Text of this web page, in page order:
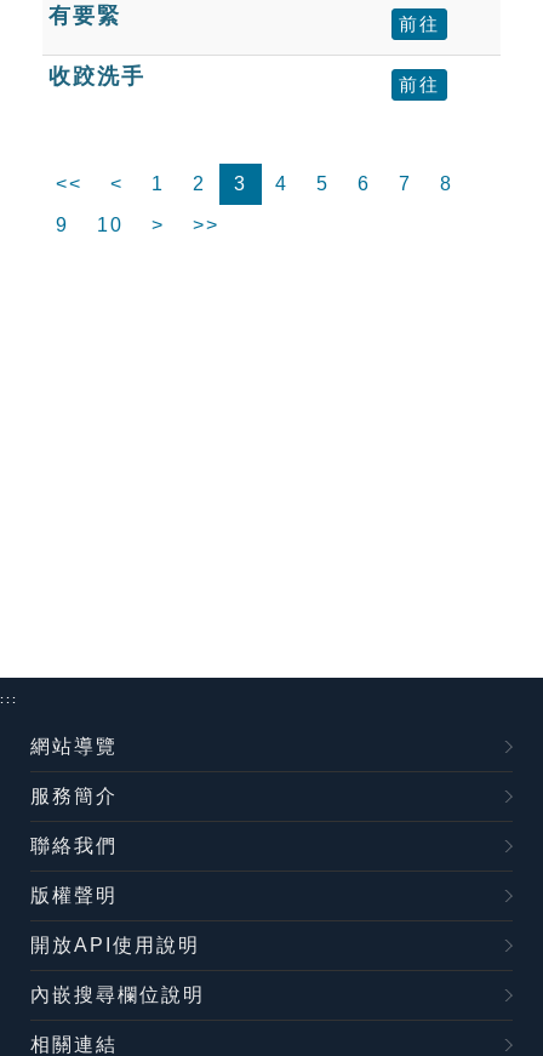
有要緊 前往
收跤洗手 前往
<< < 1 2 3 4 5 6 7
8
9
10 > >>
:::
網站導覽
服務簡介
聯絡我們
版權聲明
開放API使用說明
內嵌搜尋欄位說明
相關連結